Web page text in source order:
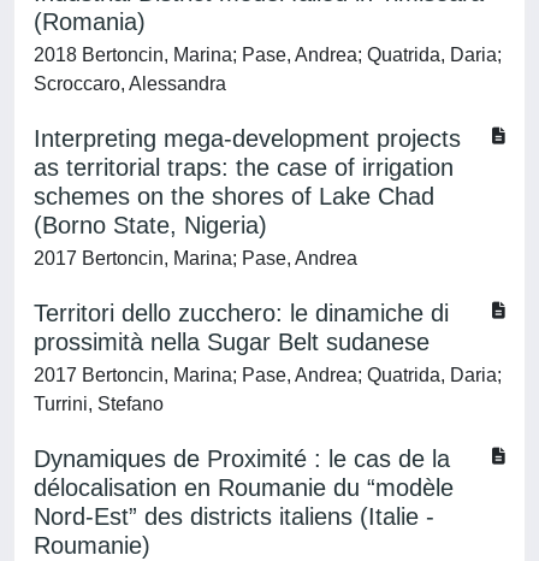
(Romania)
2018 Bertoncin, Marina; Pase, Andrea; Quatrida, Daria;
Scroccaro, Alessandra
Interpreting mega-development projects
as territorial traps: the case of irrigation
schemes on the shores of Lake Chad
(Borno State, Nigeria)
2017 Bertoncin, Marina; Pase, Andrea
Territori dello zucchero: le dinamiche di
prossimità nella Sugar Belt sudanese
2017 Bertoncin, Marina; Pase, Andrea; Quatrida, Daria;
Turrini, Stefano
Dynamiques de Proximité : le cas de la
délocalisation en Roumanie du “modèle
Nord-Est” des districts italiens (Italie -
Roumanie)